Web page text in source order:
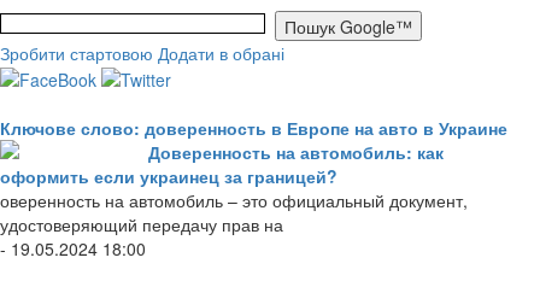
Зробити стартовою Додати в обрані
Ключове слово: доверенность в Европе на авто в Украине
Доверенность на автомобиль: как
оформить если украинец за границей?
оверенность на автомобиль – это официальный документ,
удостоверяющий передачу прав на
- 19.05.2024 18:00